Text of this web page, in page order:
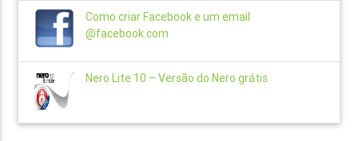
Como criar Facebook e um email
@facebook.com
Nero Lite 10 – Versão do Nero grátis